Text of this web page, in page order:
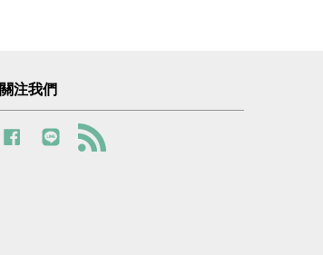
關注我們
Facebook
Line